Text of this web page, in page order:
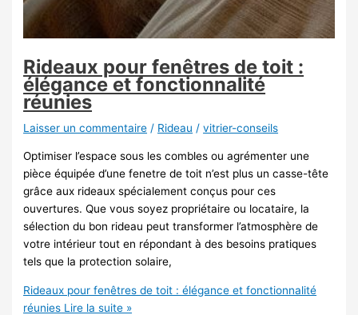
Rideaux pour fenêtres de toit :
élégance et fonctionnalité
réunies
Laisser un commentaire / Rideau /vitrier-conseils
Optimiser l’espace sous les combles ou agrémenter une
pièce équipée d’une fenetre de toit n’est plus un casse-tête
grâce aux rideaux spécialement conçus pour ces
ouvertures. Que vous soyez propriétaire ou locataire, la
sélection du bon rideau peut transformer l’atmosphère de
votre intérieur tout en répondant à des besoins pratiques
tels que la protection solaire,
Rideaux pour fenêtres de toit : élégance et fonctionnalité
réunies Lire la suite »